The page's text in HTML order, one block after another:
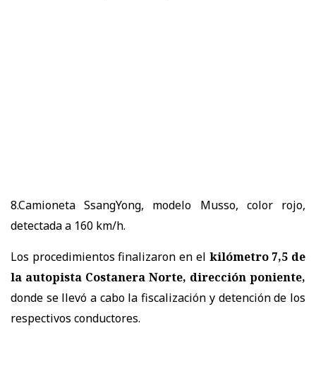
8.Camioneta SsangYong, modelo Musso, color rojo,
detectada a 160 km/h.
Los procedimientos finalizaron en el kilómetro 7,5 de
la autopista Costanera Norte, dirección poniente,
donde se llevó a cabo la fiscalización y detención de los
respectivos conductores.